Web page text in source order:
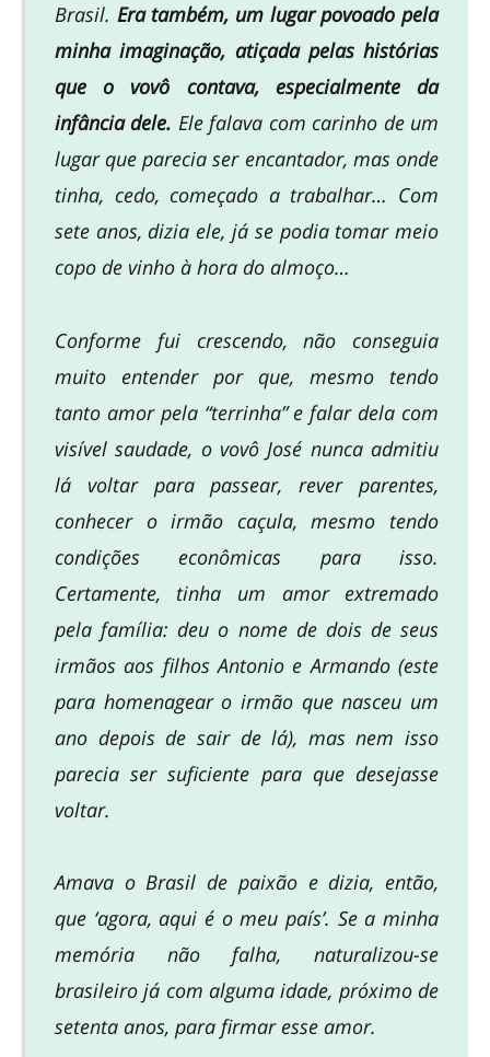
Brasil. Era também, um lugar povoado pela
minha imaginação, atiçada pelas histórias
que o vovô contava, especialmente da
infância dele. Ele falava com carinho de um
lugar que parecia ser encantador, mas onde
tinha, cedo, começado a trabalhar… Com
sete anos, dizia ele, já se podia tomar meio
copo de vinho à hora do almoço…
Conforme fui crescendo, não conseguia
muito entender por que, mesmo tendo
tanto amor pela “terrinha” e falar dela com
visível saudade, o vovô José nunca admitiu
lá voltar para passear, rever parentes,
conhecer o irmão caçula, mesmo tendo
condições econômicas para isso.
Certamente, tinha um amor extremado
pela família: deu o nome de dois de seus
irmãos aos filhos Antonio e Armando (este
para homenagear o irmão que nasceu um
ano depois de sair de lá), mas nem isso
parecia ser suficiente para que desejasse
voltar.
Amava o Brasil de paixão e dizia, então,
que ‘agora, aqui é o meu país’. Se a minha
memória não falha, naturalizou-se
brasileiro já com alguma idade, próximo de
setenta anos, para firmar esse amor.